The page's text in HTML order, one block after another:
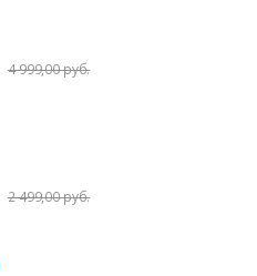
4 999,00 руб.
2 499,00 руб.